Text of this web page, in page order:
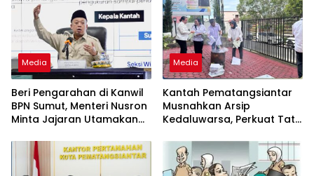
Media
Beri Pengarahan di Kanwil
BPN Sumut, Menteri Nusron
Minta Jajaran Utamakan
Masyarakat
Media
Kantah Pematangsiantar
Musnahkan Arsip
Kedaluwarsa, Perkuat Tata
Integritas